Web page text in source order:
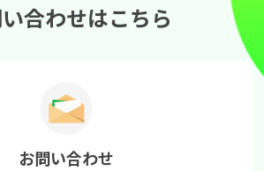
合わせはこちら
お問い合わせ